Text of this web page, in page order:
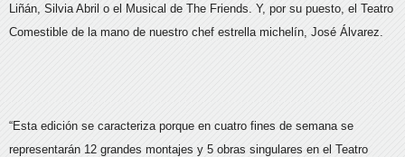
Liñán, Silvia Abril o el Musical de The Friends. Y, por su puesto, el Teatro
Comestible de la mano de nuestro chef estrella michelín, José Álvarez.
“Esta edición se caracteriza porque en cuatro fines de semana se
representarán 12 grandes montajes y 5 obras singulares en el Teatro